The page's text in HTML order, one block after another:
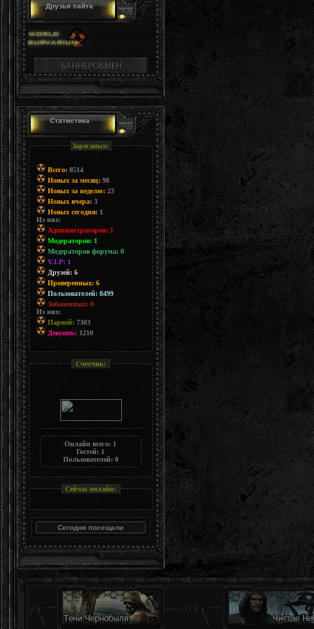
Друзья сайта
Статистика
Зареганых:
Всего:8514
Новых за месяц:98
Новых за неделю:23
Новых вчера:3
Новых сегодня:1
Из них:
Администраторов: 1
Модераторов: 1
Модераторов форума: 0
V.I.P: 1
Друзей: 6
Проверенных: 6
Пользователей: 8499
Забаненных: 0
Из них:
Парней:7303
Девушек:1210
Счетчик:
Онлайн всего: 1
Гостей: 1
Пользователей: 0
Сейчас онлайн: